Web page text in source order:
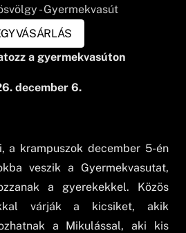
- Gyermekvasút
a gyermekvasúton
december 6.
a krampuszok december 5-én
veszik a Gyermekvasutat,
a gyerekekkel. Közös
várják a kicsiket, akik
a Mikulással, aki kis